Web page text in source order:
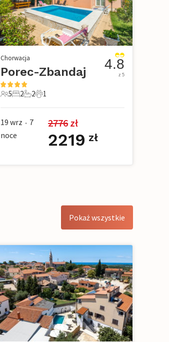
Chorwacja
Porec-Zbandaj
5 Goście
5
2 Sypialnie
2
2 Łazienki
2
1 Zwierzę domowe
1
4.8
z 5
19 wrz • 7
noce
2776 zł
2219 zł
Pokaż wszystkie